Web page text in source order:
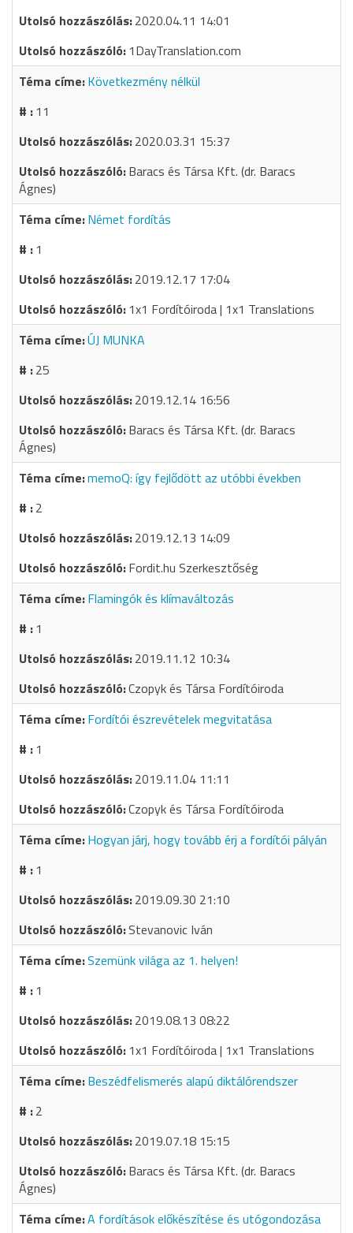
2020.04.11 14:01
1DayTranslation.com
Következmény nélkül
11
2020.03.31 15:37
Baracs és Társa Kft. (dr. Baracs
Ágnes)
Német fordítás
1
2019.12.17 17:04
1x1 Fordítóiroda | 1x1 Translations
ÚJ MUNKA
25
2019.12.14 16:56
Baracs és Társa Kft. (dr. Baracs
Ágnes)
memoQ: így fejlődött az utóbbi években
2
2019.12.13 14:09
Fordit.hu Szerkesztőség
Flamingók és klímaváltozás
1
2019.11.12 10:34
Czopyk és Társa Fordítóiroda
Fordítói észrevételek megvitatása
1
2019.11.04 11:11
Czopyk és Társa Fordítóiroda
Hogyan járj, hogy tovább érj a fordítói pályán
1
2019.09.30 21:10
Stevanovic Iván
Szemünk világa az 1. helyen!
1
2019.08.13 08:22
1x1 Fordítóiroda | 1x1 Translations
Beszédfelismerés alapú diktálórendszer
2
2019.07.18 15:15
Baracs és Társa Kft. (dr. Baracs
Ágnes)
A fordítások előkészítése és utógondozása